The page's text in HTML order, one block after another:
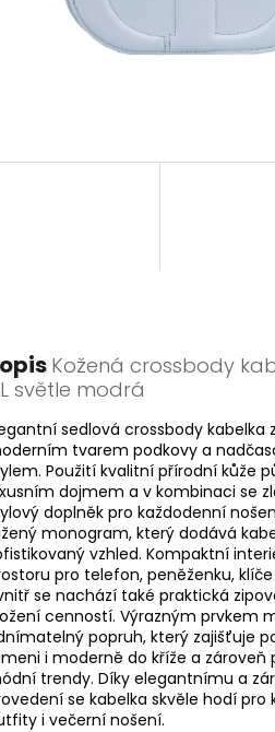
Kožená crossbody
světle modrá
sedlová crossbody kabelka
tvarem podkovy a
Použití kvalitní přírodní kůže
dojmem a v kombinaci se
doplněk pro každodenní
monogram, který dodává
vzhled. Kompaktní
pro telefon, peněženku,
se nachází také praktická
cenností. Výrazným prvkem
popruh, který zajišťuje
i moderně do kříže a zároveň
trendy. Díky elegantnímu a
se kabelka skvěle hodí pro
i večerní nošení.